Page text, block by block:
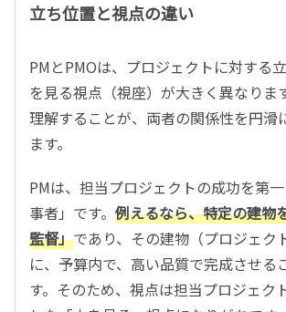
立ち位置と視点の違い
PMとPMOは、プロジェクトに対する
を見る視点（視座）が大きく異なりま
理解することが、両者の関係性を円滑
ます。
PMは、担当プロジェクトの成功を第
事者」です。 例えるなら、特定の建物
監督」であり、その建物（プロジェク
に、予算内で、高い品質で完成させる
す。そのため、視点は担当プロジェク